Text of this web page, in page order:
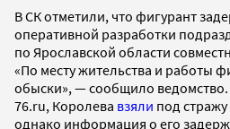
В СК отметили, что фигурант
оперативной разработки
по Ярославской области
«По месту жительства и работы
обыски», — сообщило
76.ru, Королева взяли под стражу
однако информация о его